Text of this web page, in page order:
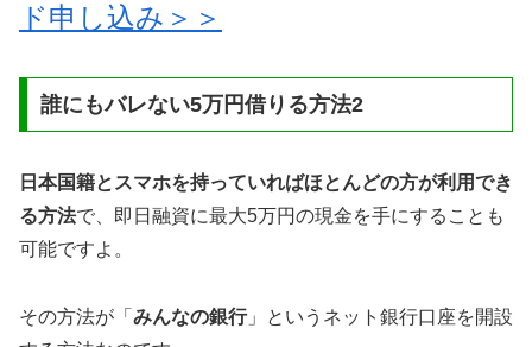
ド申し込み＞＞
誰にもバレない5万円借りる方法2
日本国籍とスマホを持っていればほとんどの方が利用でき
る方法で、即日融資に最大5万円の現金を手にすることも
可能ですよ。
その方法が「 みんなの銀行」というネット銀行口座を開設